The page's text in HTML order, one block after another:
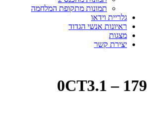
תמונות מתקופת המלחמה
גלריית וידאו
ראיונות אנשי הגדוד
מצגות
יצירת קשר
0CT3.1 – 179